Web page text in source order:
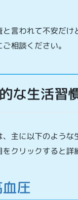
と言われて不安だ
相談ください。
な生活習
、主に以下のような
クリックすると詳
圧